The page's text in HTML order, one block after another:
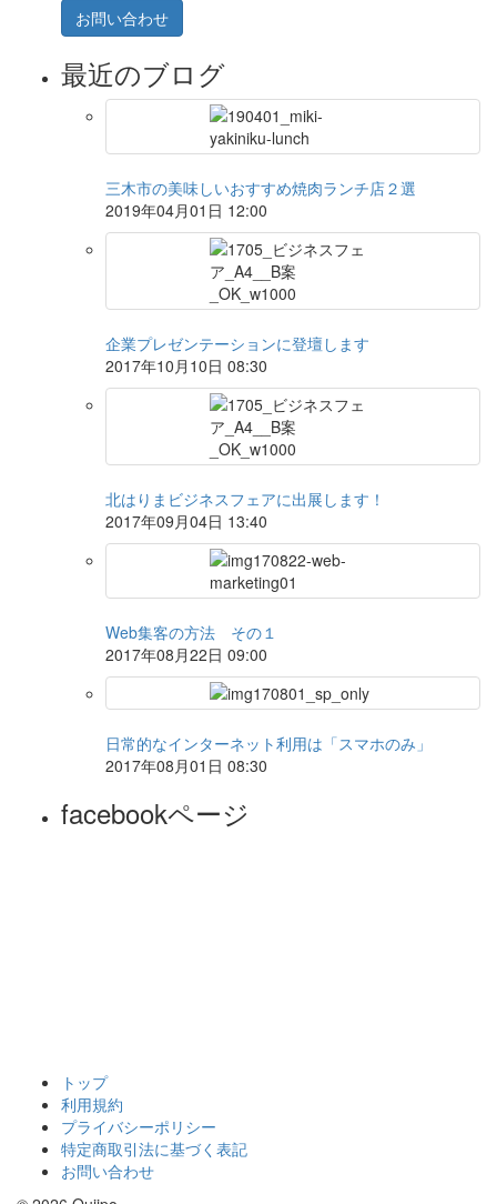
お問い合わせ
最近のブログ
三木市の美味しいおすすめ焼肉ランチ店２選
2019年04月01日 12:00
企業プレゼンテーションに登壇します
2017年10月10日 08:30
北はりまビジネスフェアに出展します！
2017年09月04日 13:40
Web集客の方法 その１
2017年08月22日 09:00
日常的なインターネット利用は「スマホのみ」
2017年08月01日 08:30
facebookページ
トップ
利用規約
プライバシーポリシー
特定商取引法に基づく表記
お問い合わせ